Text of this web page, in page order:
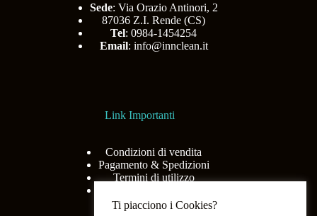
Sede: Via Orazio Antinori, 2
87036 Z.I. Rende (CS)
Tel: 0984-1454254
Email: info@innclean.it
Link Importanti
Condizioni di vendita
Pagamento & Spedizioni
Termini di utilizzo
Ti piacciono i Cookies?